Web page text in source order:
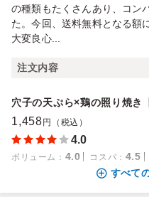
の種類もたくさんあり、コン
た。今回、送料無料となる額
大変良心...
注文内容
穴子の天ぷら×鶏の照り焼き
1,458 円（税込）
4.0
ボリューム ： 4.0 コスパ ： 4.5
すべて